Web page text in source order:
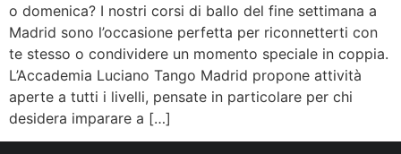
o domenica? I nostri corsi di ballo del fine settimana a
Madrid sono l’occasione perfetta per riconnetterti con
te stesso o condividere un momento speciale in coppia.
L’Accademia Luciano Tango Madrid propone attività
aperte a tutti i livelli, pensate in particolare per chi
desidera imparare a […]